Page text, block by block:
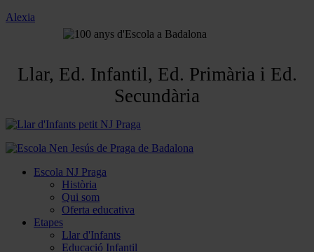
Alexia
Llar, Ed. Infantil, Ed. Primària i Ed.
Secundària
Escola NJ Praga
Història
Qui som
Oferta educativa
Etapes
Llar d'Infants
Educació Infantil